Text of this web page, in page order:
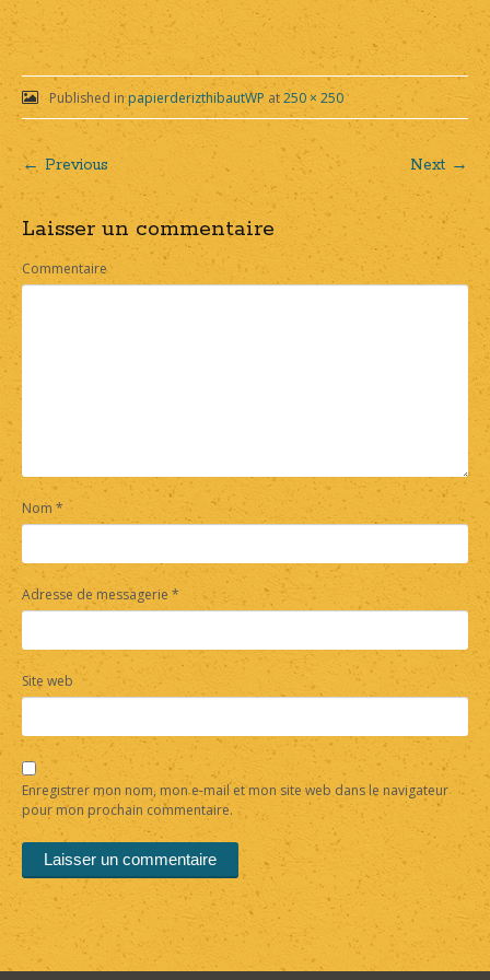
Published inpapierderizthibautWP at250 × 250
Post
navigation
← Previous Next →
Laisser un commentaire
Commentaire
Nom *
Adresse de messagerie *
Site web
Enregistrer mon nom, mon e-mail et mon site web dans le navigateur
pour mon prochain commentaire.